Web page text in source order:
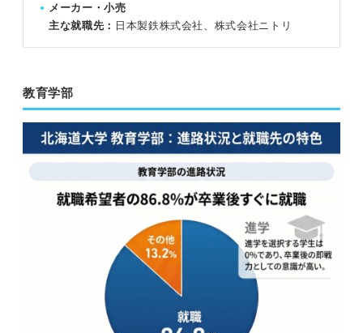
メーカー・小売
主な就職先： 日本製鉄株式会社、株式会社ニトリ
教育学部